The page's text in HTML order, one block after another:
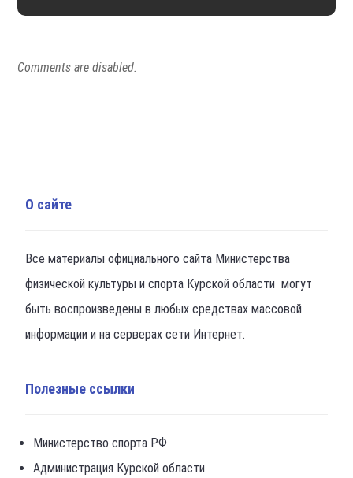
Comments are disabled.
О сайте
Все материалы официального сайта Министерства
физической культуры и спорта Курской области могут
быть воспроизведены в любых средствах массовой
информации и на серверах сети Интернет.
Полезные ссылки
Министерство спорта РФ
Администрация Курской области